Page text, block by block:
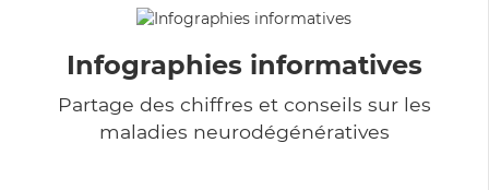
Infographies informatives
Partage des chiffres et conseils sur les
maladies neurodégénératives